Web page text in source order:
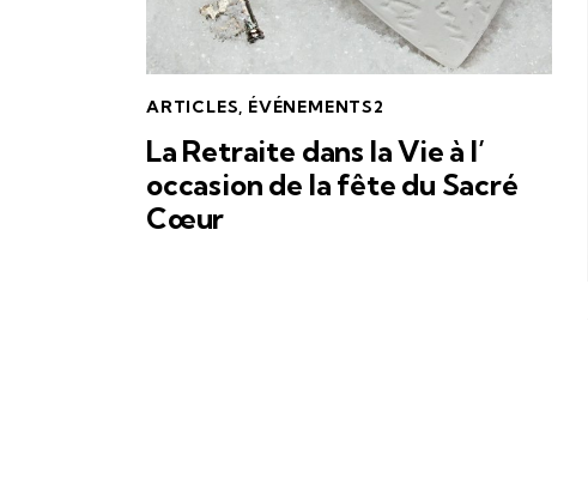
ARTICLES, ÉVÉNEMENTS2
La Retraite dans la Vie à l’
occasion de la fête du Sacré
Cœur